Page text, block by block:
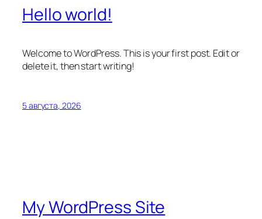
Hello world!
Welcome to WordPress. This is your first post. Edit or
delete it, then start writing!
5 августа, 2026
My WordPress Site